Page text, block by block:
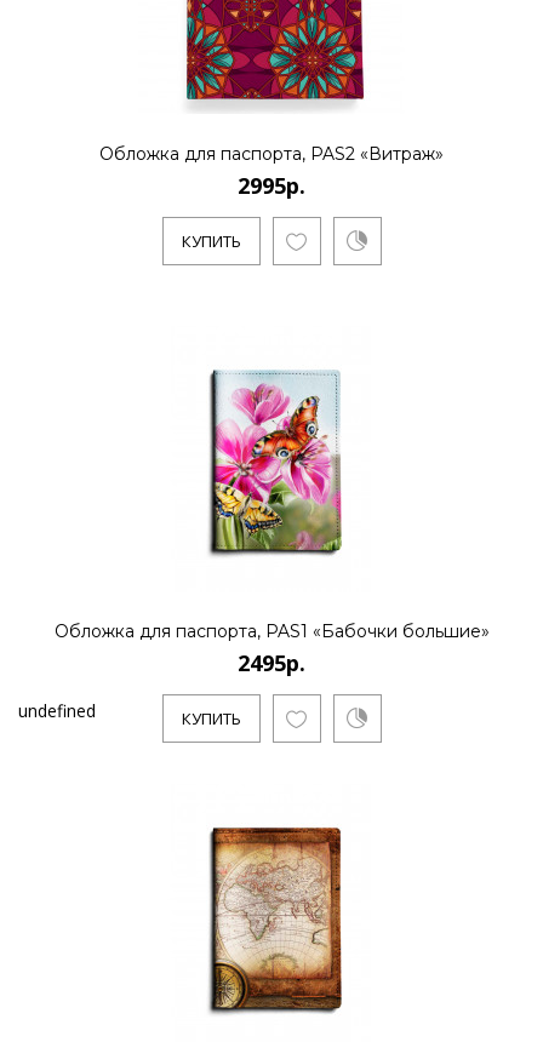
Обложка для паспорта, PAS2 «Витраж»
2995р.
КУПИТЬ
Обложка для паспорта, PAS1 «Бабочки большие»
2495р.
КУПИТЬ
undefined